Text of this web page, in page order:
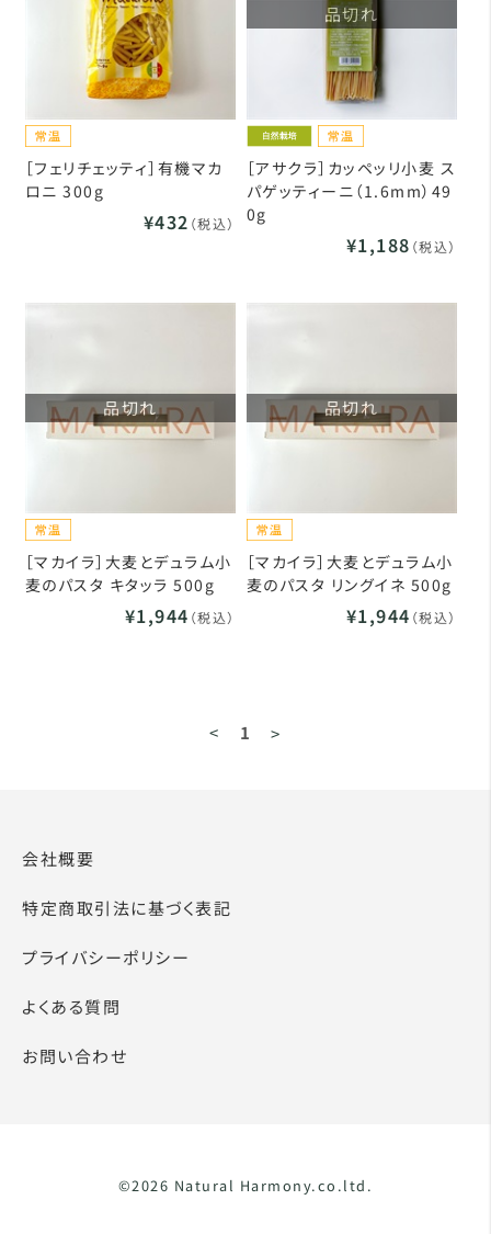
［フェリチェッティ］有機マカ
ロニ 300g
¥432 （税込）
品切れ
［アサクラ］カッペッリ小麦 ス
パゲッティーニ（1.6mm）49
0g
¥1,188 （税込）
品切れ
［マカイラ］大麦とデュラム小
麦のパスタ キタッラ 500g
¥1,944 （税込）
品切れ
［マカイラ］大麦とデュラム小
麦のパスタ リングイネ 500g
¥1,944 （税込）
< 1 >
会社概要
特定商取引法に基づく表記
プライバシーポリシー
よくある質問
お問い合わせ
©2026 Natural Harmony.co.ltd.